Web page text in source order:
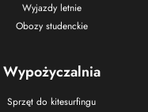
Wyjazdy letnie
Obozy studenckie
Wypożyczalnia
Sprzęt do kitesurfingu